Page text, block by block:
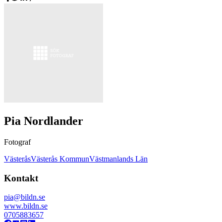
Pia Nordlander
Fotograf
VästeråsVästerås KommunVästmanlands Län
Kontakt
pia@bildn.se
www.bildn.se
0705883657